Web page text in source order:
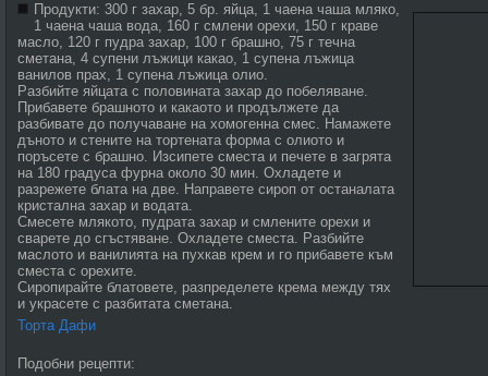
Продукти: 300 г захар, 5 бр. яйца, 1 чаена чаша мляко,
1 чаена чаша вода, 160 г смлени орехи, 150 г краве
масло, 120 г пудра захар, 100 г брашно, 75 г течна
сметана, 4 супени лъжици какао, 1 супена лъжица
ванилов прах, 1 супена лъжица олио.
Разбийте яйцата с половината захар до побеляване.
Прибавете брашното и какаото и продължете да
разбивате до получаване на хомогенна смес. Намажете
дъното и стените на тортената форма с олиото и
поръсете с брашно. Изсипете сместа и печете в загрята
на 180 градуса фурна около 30 мин. Охладете и
разрежете блата на две. Направете сироп от останалата
кристална захар и водата.
Смесете млякото, пудрата захар и смлените орехи и
сварете до сгъстяване. Охладете сместа. Разбийте
маслото и ванилията на пухкав крем и го прибавете към
сместа с орехите.
Сиропирайте блатовете, разпределете крема между тях
и украсете с разбитата сметана.
Торта Дафи
Подобни рецепти: